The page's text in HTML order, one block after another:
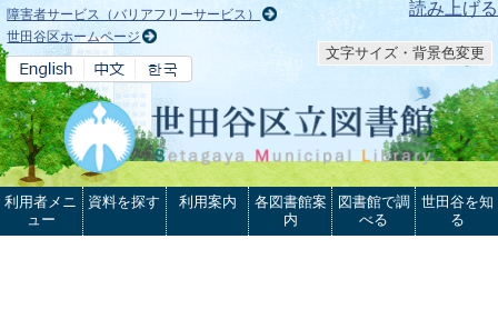
本文へ 読み上げる
障害者サービス（バリアフリーサービス）
世田谷区ホームページ
文字サイズ・背景色変更
利用者メニ
ュー
資料を探す 利用案内
各図書館案
内
図書館で調
べる
世田谷を知
る